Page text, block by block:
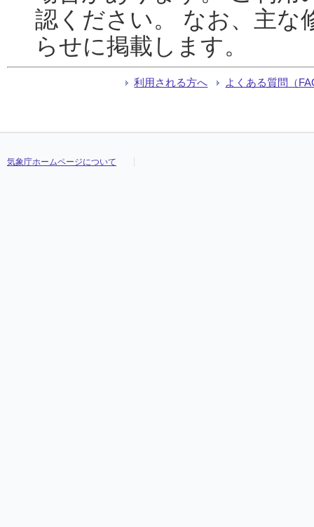
認ください。 なお、主な
らせに掲載します。
利用される方へ よくある質問（
気象庁ホームページについて